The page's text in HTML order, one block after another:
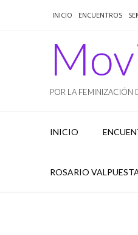
INICIO ENCUENTROS
POR LA FEMINIZACIÓN
INICIO
ROSARIO